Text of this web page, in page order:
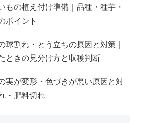
もの植え付け準備｜品種・種芋・
ポイント
球割れ・とう立ちの原因と対策｜
ときの見分け方と収穫判断
実が変形・色づきが悪い原因と対
・肥料切れ